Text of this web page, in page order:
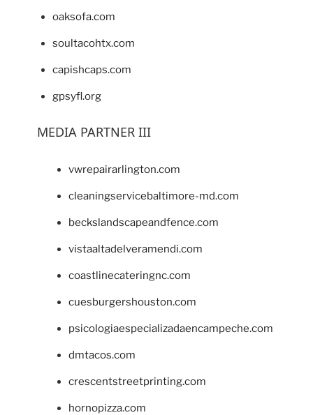
oaksofa.com
soultacohtx.com
capishcaps.com
gpsyfl.org
MEDIA PARTNER III
vwrepairarlington.com
cleaningservicebaltimore-md.com
beckslandscapeandfence.com
vistaaltadelveramendi.com
coastlinecateringnc.com
cuesburgershouston.com
psicologiaespecializadaencampeche.com
dmtacos.com
crescentstreetprinting.com
hornopizza.com